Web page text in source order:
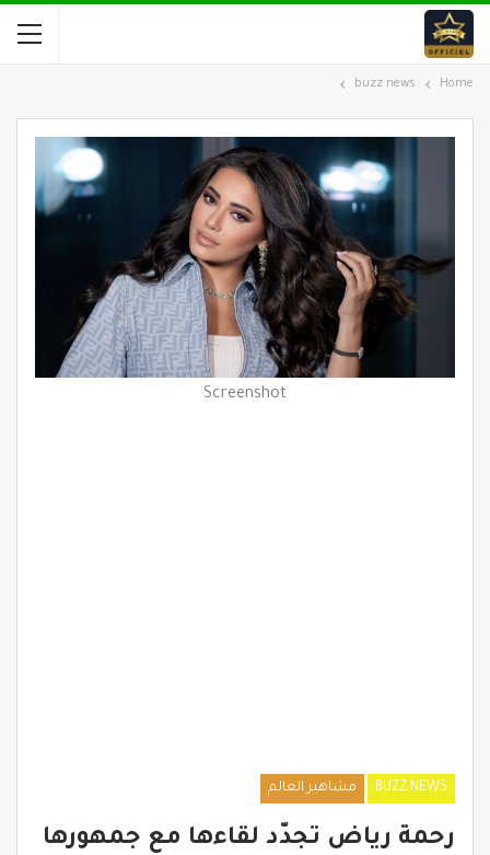
Home
buzz news
Screenshot
BUZZ NEWS مشاهير العالم
رحمة رياض تجدّد لقاءها مع جمهورها